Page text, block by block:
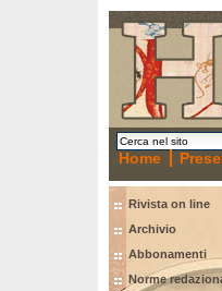
Home
Rivista on line
Archivio
Abbonamenti
Norme